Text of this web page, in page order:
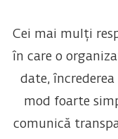
Cei mai mulți
în care o
date,
mod foarte
comunică